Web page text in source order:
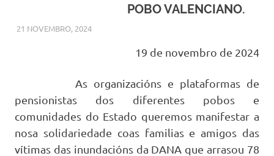
POBO VALENCIANO.
21 NOVEMBRO, 2024MODEPEN
NOVAS DESTACADAS
19 de novembro de 2024
As organizacións e plataformas de
pensionistas dos diferentes pobos e
comunidades do Estado queremos manifestar a
nosa solidariedade coas familias e amigos das
vítimas das inundacións da DANA que arrasou 78